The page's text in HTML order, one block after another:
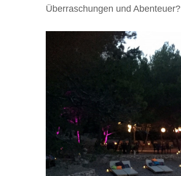
Überraschungen und Abenteuer?